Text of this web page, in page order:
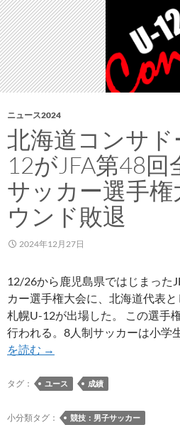
ニュース2024
北海道コンサ
12がJFA第48回
サッカー選手権
ウンド敗退
2024年12月27日
12/26から鹿児島県ではじまった
カー選手権大会に、北海道代表
札幌U-12が出場した。 この選手
行われる。8人制サッカーは小学
を読む 北
道
ン
→
タグ： ユース 成績
小分類タグ： 競技：男子サッカー